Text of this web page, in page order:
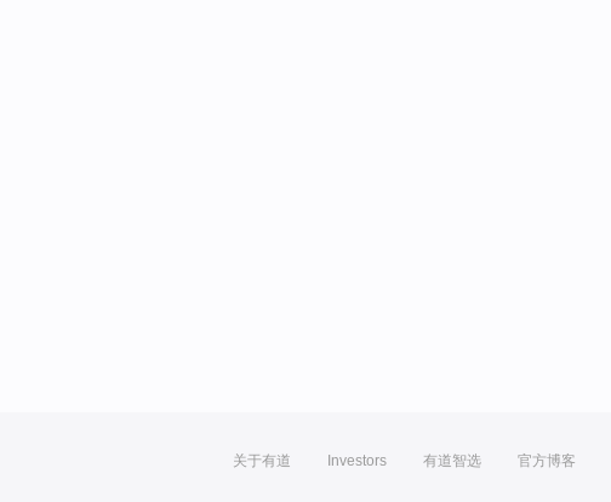
关于有道 Investors 有道智选 官方博客